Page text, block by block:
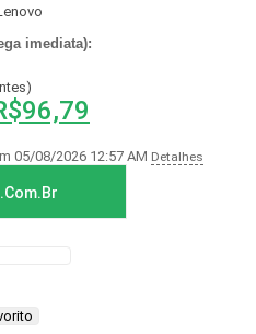
imediata):
96,79
05/08/2026 12:57 AM Detalhes